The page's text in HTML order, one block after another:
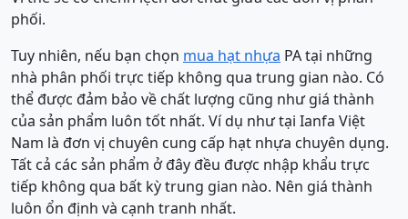
phối.
Tuy nhiên, nếu bạn chọn mua hạt nhựa PA tại những
nhà phân phối trực tiếp không qua trung gian nào. Có
thể được đảm bảo về chất lượng cũng như giá thành
của sản phẩm luôn tốt nhất. Ví dụ như tại Ianfa Việt
Nam là đơn vị chuyên cung cấp hạt nhựa chuyên dụng.
Tất cả các sản phẩm ở đây đều được nhập khẩu trực
tiếp không qua bất kỳ trung gian nào. Nên giá thành
luôn ổn định và cạnh tranh nhất.